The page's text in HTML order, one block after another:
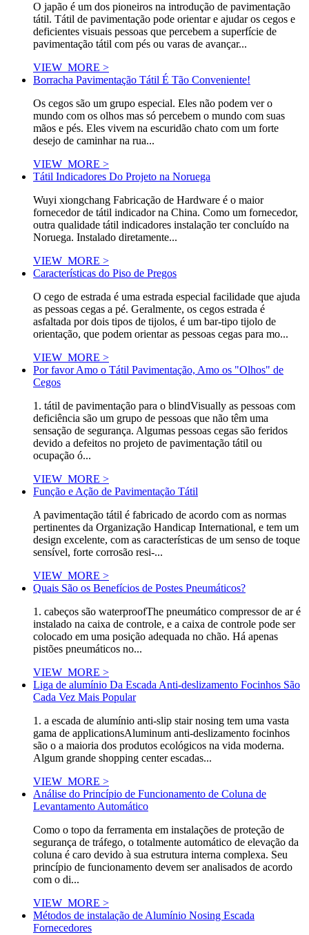
O japão é um dos pioneiros na introdução de pavimentação
tátil. Tátil de pavimentação pode orientar e ajudar os cegos e
deficientes visuais pessoas que percebem a superfície de
pavimentação tátil com pés ou varas de avançar...
VIEW_MORE >
Borracha Pavimentação Tátil É Tão Conveniente!
Os cegos são um grupo especial. Eles não podem ver o
mundo com os olhos mas só percebem o mundo com suas
mãos e pés. Eles vivem na escuridão chato com um forte
desejo de caminhar na rua...
VIEW_MORE >
Tátil Indicadores Do Projeto na Noruega
Wuyi xiongchang Fabricação de Hardware é o maior
fornecedor de tátil indicador na China. Como um fornecedor,
outra qualidade tátil indicadores instalação ter concluído na
Noruega. Instalado diretamente...
VIEW_MORE >
Características do Piso de Pregos
O cego de estrada é uma estrada especial facilidade que ajuda
as pessoas cegas a pé. Geralmente, os cegos estrada é
asfaltada por dois tipos de tijolos, é um bar-tipo tijolo de
orientação, que podem orientar as pessoas cegas para mo...
VIEW_MORE >
Por favor Amo o Tátil Pavimentação, Amo os "Olhos" de
Cegos
1. tátil de pavimentação para o blindVisually as pessoas com
deficiência são um grupo de pessoas que não têm uma
sensação de segurança. Algumas pessoas cegas são feridos
devido a defeitos no projeto de pavimentação tátil ou
ocupação ó...
VIEW_MORE >
Função e Ação de Pavimentação Tátil
A pavimentação tátil é fabricado de acordo com as normas
pertinentes da Organização Handicap International, e tem um
design excelente, com as características de um senso de toque
sensível, forte corrosão resi-...
VIEW_MORE >
Quais São os Benefícios de Postes Pneumáticos?
1. cabeços são waterproofThe pneumático compressor de ar é
instalado na caixa de controle, e a caixa de controle pode ser
colocado em uma posição adequada no chão. Há apenas
pistões pneumáticos no...
VIEW_MORE >
Liga de alumínio Da Escada Anti-deslizamento Focinhos São
Cada Vez Mais Popular
1. a escada de alumínio anti-slip stair nosing tem uma vasta
gama de applicationsAluminum anti-deslizamento focinhos
são o a maioria dos produtos ecológicos na vida moderna.
Algum grande shopping center escadas...
VIEW_MORE >
Análise do Princípio de Funcionamento de Coluna de
Levantamento Automático
Como o topo da ferramenta em instalações de proteção de
segurança de tráfego, o totalmente automático de elevação da
coluna é caro devido à sua estrutura interna complexa. Seu
princípio de funcionamento devem ser analisados de acordo
com o di...
VIEW_MORE >
Métodos de instalação de Alumínio Nosing Escada
Fornecedores